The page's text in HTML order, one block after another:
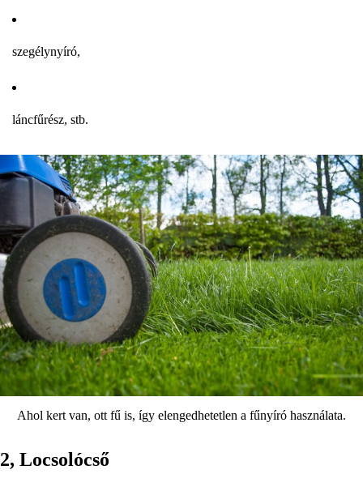
szegélynyíró,
láncfűrész, stb.
Ahol kert van, ott fű is, így elengedhetetlen a fűnyíró használata.
2, Locsolócső